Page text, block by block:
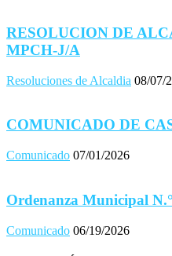
RESOLUCION DE
MPCH-J/A
Resoluciones de Alcaldia 08/07/
COMUNICADO DE
Comunicado 07/01/2026
Ordenanza Municipal
Comunicado 06/19/2026